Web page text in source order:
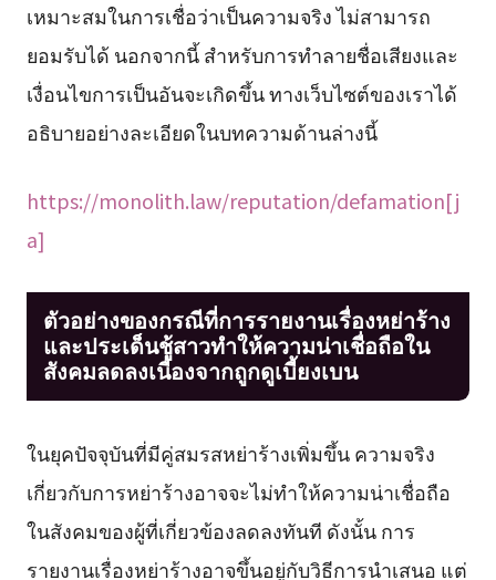
เหมาะสมในการเชื่อว่าเป็นความจริง ไม่สามารถ
ยอมรับได้ นอกจากนี้ สำหรับการทำลายชื่อเสียงและ
เงื่อนไขการเป็นอันจะเกิดขึ้น ทางเว็บไซต์ของเราได้
อธิบายอย่างละเอียดในบทความด้านล่างนี้
https://monolith.law/reputation/defamation[j
a]
ตัวอย่างของกรณีที่การรายงานเรื่องหย่าร้าง
และประเด็นชู้สาวทำให้ความน่าเชื่อถือใน
สังคมลดลงเนื่องจากถูกดูเบี้ยงเบน
ในยุคปัจจุบันที่มีคู่สมรสหย่าร้างเพิ่มขึ้น ความจริง
เกี่ยวกับการหย่าร้างอาจจะไม่ทำให้ความน่าเชื่อถือ
ในสังคมของผู้ที่เกี่ยวข้องลดลงทันที ดังนั้น การ
รายงานเรื่องหย่าร้างอาจขึ้นอยู่กับวิธีการนำเสนอ แต่